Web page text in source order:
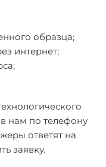
образца;
интернет;
нам по телефону
ответят на
заявку.